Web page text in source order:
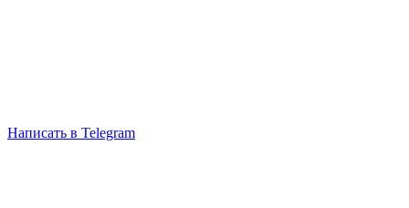
Написать в Telegram